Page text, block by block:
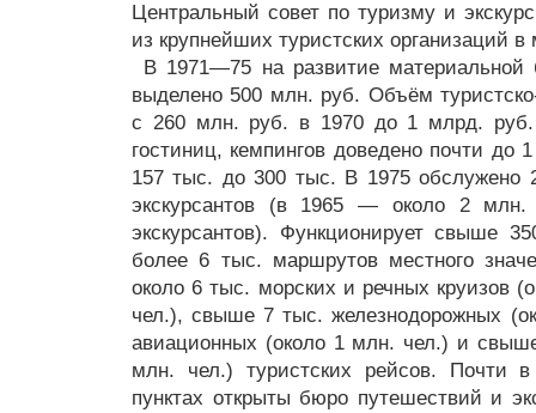
Центральный совет по туризму и
из крупнейших туристских организаций в
В 1971—75 на развитие
выделено 500 млн. руб. Объём
с 260 млн. руб. в 1970 до 1 млрд. руб.
гостиниц, кемпингов доведено почти
157 тыс. до 300 тыс. В 1975 обслужено
экскурсантов (в 1965 — около 2
экскурсантов). Функционирует свыше
более 6 тыс. маршрутов местного
около 6 тыс. морских и речных круизов
чел.), свыше 7 тыс. железнодорожных
авиационных (около 1 млн. чел.) и
млн. чел.) туристских рейсов. Почти
пунктах открыты бюро путешествий и